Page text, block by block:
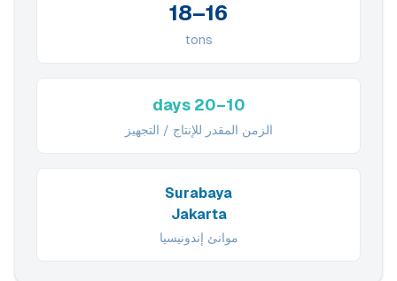
16–18
tons
10–20 days
الزمن المقدر للإنتاج / التجهيز
Surabaya
Jakarta
موانئ إندونيسيا